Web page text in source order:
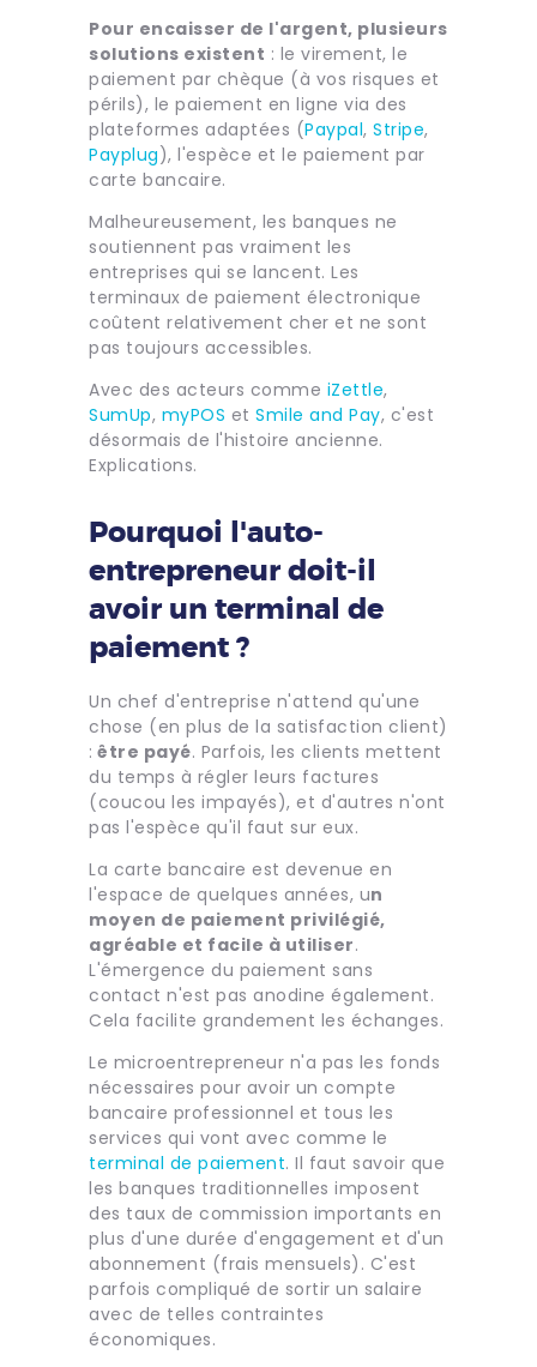
Pour encaisser de l'argent, plusieurs
solutions existent : le virement, le
paiement par chèque (à vos risques et
périls), le paiement en ligne via des
plateformes adaptées (Paypal, Stripe,
Payplug), l'espèce et le paiement par
carte bancaire.
Malheureusement, les banques ne
soutiennent pas vraiment les
entreprises qui se lancent. Les
terminaux de paiement électronique
coûtent relativement cher et ne sont
pas toujours accessibles.
Avec des acteurs comme iZettle,
SumUp, myPOS et Smile and Pay, c'est
désormais de l'histoire ancienne.
Explications.
Pourquoi l'auto-
entrepreneur doit-il
avoir un terminal de
paiement ?
Un chef d'entreprise n'attend qu'une
chose (en plus de la satisfaction client)
: être payé. Parfois, les clients mettent
du temps à régler leurs factures
(coucou les impayés), et d'autres n'ont
pas l'espèce qu'il faut sur eux.
La carte bancaire est devenue en
l'espace de quelques années, un
moyen de paiement privilégié,
agréable et facile à utiliser.
L'émergence du paiement sans
contact n'est pas anodine également.
Cela facilite grandement les échanges.
Le microentrepreneur n'a pas les fonds
nécessaires pour avoir un compte
bancaire professionnel et tous les
services qui vont avec comme le
terminal de paiement. Il faut savoir que
les banques traditionnelles imposent
des taux de commission importants en
plus d'une durée d'engagement et d'un
abonnement (frais mensuels). C'est
parfois compliqué de sortir un salaire
avec de telles contraintes
économiques.